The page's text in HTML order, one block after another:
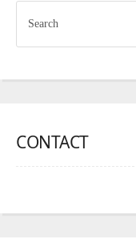
CONTACT